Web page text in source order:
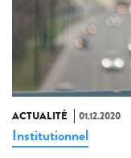
ACTUALITÉ 01.12.2020
Institutionnel